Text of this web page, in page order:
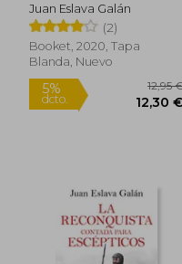
5%
dcto.
Juan Eslava Galán
(2)
Booket, 2020, Tapa
Blanda, Nuevo